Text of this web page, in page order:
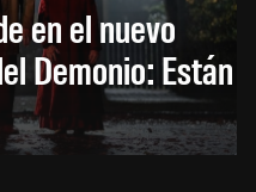
en el nuevo
Demonio: Están